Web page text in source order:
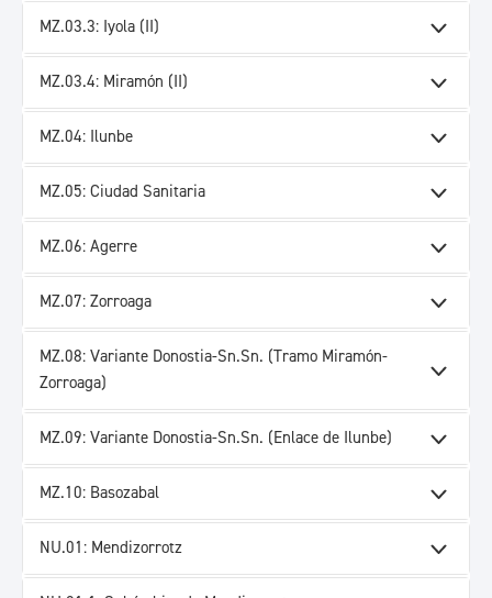
MZ.03.3: Iyola (II)
MZ.03.4: Miramón (II)
MZ.04: Ilunbe
MZ.05: Ciudad Sanitaria
MZ.06: Agerre
MZ.07: Zorroaga
MZ.08: Variante Donostia-Sn.Sn. (Tramo Miramón-
Zorroaga)
MZ.09: Variante Donostia-Sn.Sn. (Enlace de Ilunbe)
MZ.10: Basozabal
NU.01: Mendizorrotz